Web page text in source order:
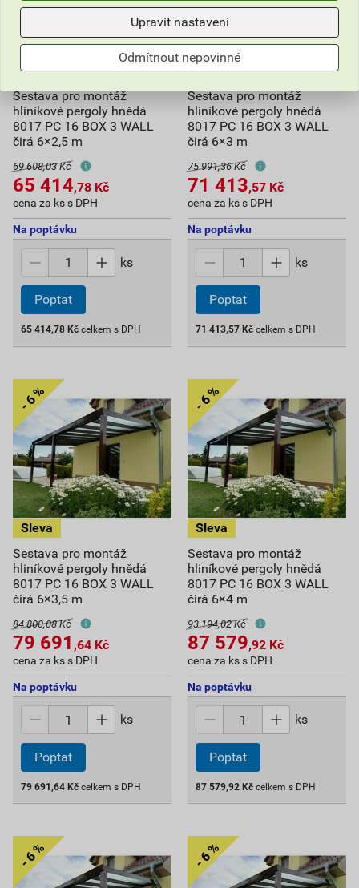
Sestava pro montáž
hliníkové pergoly hnědá
8017 PC 16 BOX 3 WALL
čirá 6×2,5 m
69 608,03 Kč
65 414,78 Kč
cena za ks s DPH
Na poptávku
ks
Poptat
65 414,78 Kč celkem s DPH
Sestava pro montáž
hliníkové pergoly hnědá
8017 PC 16 BOX 3 WALL
čirá 6×3 m
75 991,36 Kč
71 413,57 Kč
cena za ks s DPH
Na poptávku
ks
Poptat
71 413,57 Kč celkem s DPH
Sestava pro montáž
hliníkové pergoly hnědá
8017 PC 16 BOX 3 WALL
čirá 6×3,5 m
84 800,08 Kč
79 691 ,64 Kč
cena za ks s DPH
Na poptávku
ks
Poptat
79 691,64 Kč celkem s DPH
Sestava pro montáž
hliníkové pergoly hnědá
8017 PC 16 BOX 3 WALL
čirá 6×4 m
93 194,02 Kč
87 579,92 Kč
cena za ks s DPH
Na poptávku
ks
Poptat
87 579,92 Kč celkem s DPH
Upravit nastavení
Odmítnout nepovinné